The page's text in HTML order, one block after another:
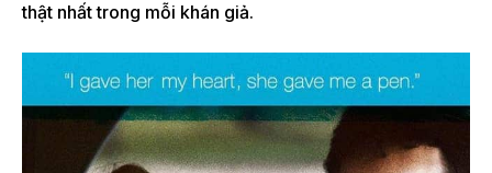
thật nhất trong mỗi khán giả.